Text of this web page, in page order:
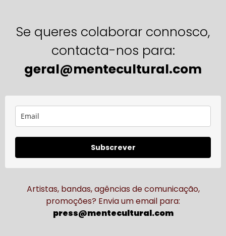
Se queres colaborar connosco,
contacta-nos para:
geral@mentecultural.com
Subscrever
Artistas, bandas, agências de comunicação,
promoções? Envia um email para:
press@mentecultural.com